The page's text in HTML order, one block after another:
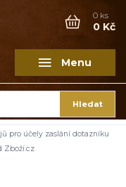
Menu
Hledat
0 ks
0 Kč
pro účely zaslání dotazníku
Zboží.cz